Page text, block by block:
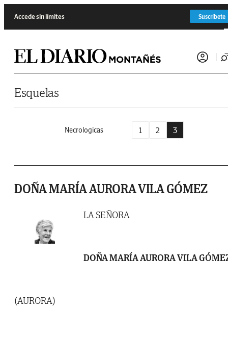
Accede sin límites Suscríbete
Esquelas
Necrologicas 1 2 3
DOÑA MARÍA AURORA VILA GÓMEZ
LA SEÑORA
DOÑA MARÍA AURORA VILA
(AURORA)